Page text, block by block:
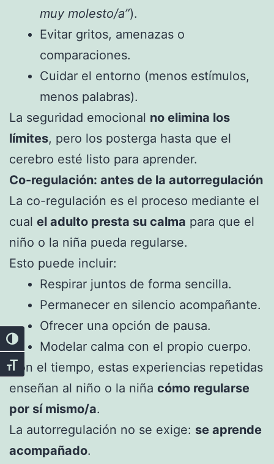
Alternar alto contraste
Alternar tamaño de letra
muy molesto/a”).
Evitar gritos, amenazas o
comparaciones.
Cuidar el entorno (menos estímulos,
menos palabras).
La seguridad emocional no elimina los
límites, pero los posterga hasta que el
cerebro esté listo para aprender.
Co-regulación: antes de la autorregulación
La co-regulación es el proceso mediante el
cual el adulto presta su calma para que el
niño o la niña pueda regularse.
Esto puede incluir:
Respirar juntos de forma sencilla.
Permanecer en silencio acompañante.
Ofrecer una opción de pausa.
Modelar calma con el propio cuerpo.
Con el tiempo, estas experiencias repetidas
enseñan al niño o la niña cómo regularse
por sí mismo/a.
La autorregulación no se exige: se aprende
acompañado.